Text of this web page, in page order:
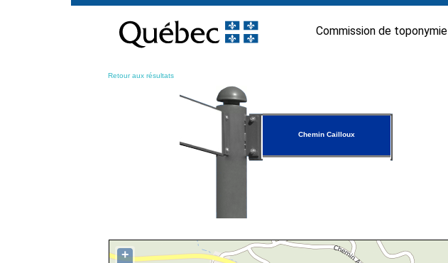
contenu
Commission de toponymie
Retour aux résultats
Chemin Cailloux
+